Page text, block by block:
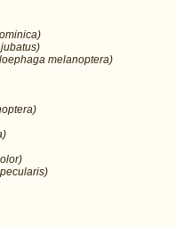
melanoptera)